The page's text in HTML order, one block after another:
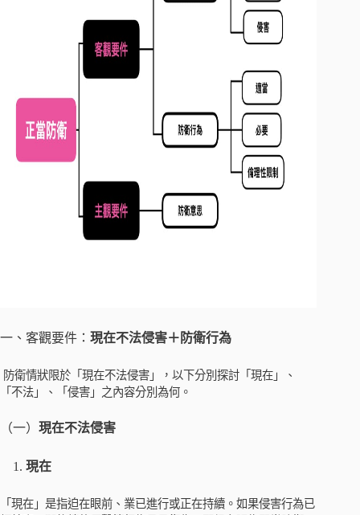
一、客觀要件： 現在不法侵害＋防衛行為
防衛情狀限於「現在不法侵害」，以下分別探討「現在」、
「不法」、「侵害」之內容分別為何。
（一） 現在不法侵害
1. 現在
「現在」是指迫在眼前、業已進行或正在持續。如果侵害行為已